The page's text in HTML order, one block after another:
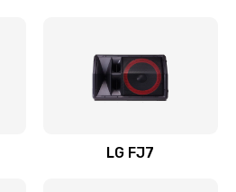
клавиш, индикаторов,
LG FJ7